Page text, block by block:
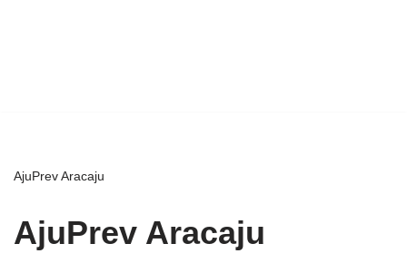
AjuPrev Aracaju
AjuPrev Aracaju